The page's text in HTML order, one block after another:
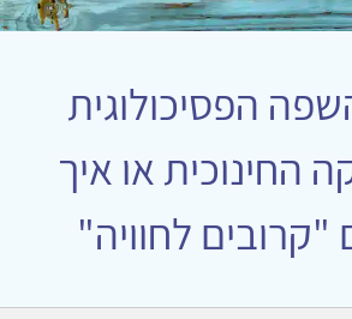
הפסיכולוגית
החינוכית או איך
"קרובים לחוויה"